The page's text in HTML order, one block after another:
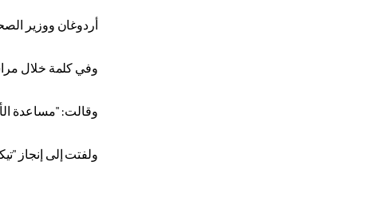
أردوغان ووزير
وفي كلمة خلال
وقالت: "مساعدة
ولفتت إلى إنجاز "تيكا" أكثر من 300 مشروعا في مجالات عدة، موضحة أن